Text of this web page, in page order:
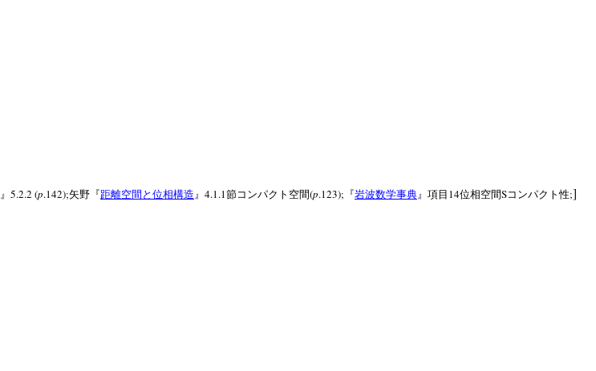
』 5.2.2 (p.142);矢野『距離空間と位相構造』 4.1.1節コンパクト空間(p.123); 『岩波数学事典』項目 14位相空間Sコンパクト性;]